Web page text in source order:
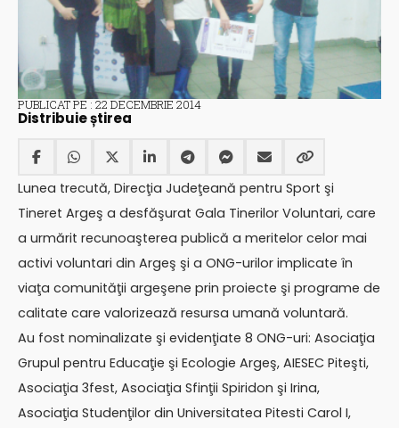
PUBLICAT PE : 22 DECEMBRIE 2014
Distribuie știrea
Lunea trecută, Direcţia Judeţeană pentru Sport şi
Tineret Argeş a desfăşurat Gala Tinerilor Voluntari, care
a urmărit recunoaşterea publică a meritelor celor mai
activi voluntari din Argeş şi a ONG-urilor implicate în
viaţa comunităţii argeşene prin proiecte şi programe de
calitate care valorizează resursa umană voluntară.
Au fost nominalizate şi evidenţiate 8 ONG-uri: Asociaţia
Grupul pentru Educaţie şi Ecologie Argeş, AIESEC Piteşti,
Asociaţia 3fest, Asociaţia Sfinţii Spiridon şi Irina,
Asociaţia Studenţilor din Universitatea Pitesti Carol I,